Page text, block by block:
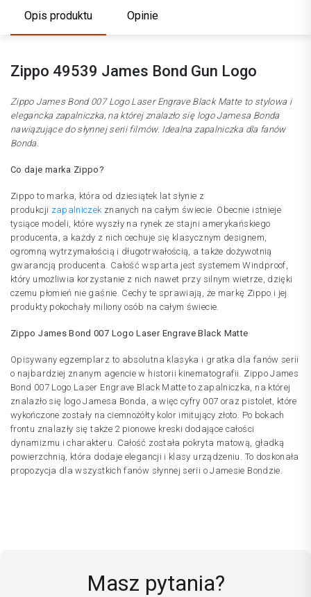
Opis produktu Opinie
Zippo 49539 James Bond Gun Logo
Zippo James Bond 007 Logo Laser Engrave Black Matte to stylowa i
elegancka zapalniczka, na której znalazło się logo Jamesa Bonda
nawiązujące do słynnej serii filmów. Idealna zapalniczka dla fanów
Bonda.
Co daje marka Zippo?
Zippo to marka, która od dziesiątek lat słynie z
produkcji zapalniczekznanych na całym świecie. Obecnie istnieje
tysiące modeli, które wyszły na rynek ze stajni amerykańskiego
producenta, a każdy z nich cechuje się klasycznym designem,
ogromną wytrzymałością i długotrwałością, a także dożywotnią
gwarancją producenta. Całość wsparta jest systemem Windproof,
który umożliwia korzystanie z nich nawet przy silnym wietrze, dzięki
czemu płomień nie gaśnie. Cechy te sprawiają, że markę Zippo i jej
produkty pokochały miliony osób na całym świecie.
Zippo James Bond 007 Logo Laser Engrave Black Matte
Opisywany egzemplarz to absolutna klasyka i gratka dla fanów serii
o najbardziej znanym agencie w historii kinematografii. Zippo James
Bond 007 Logo Laser Engrave Black Matte to zapalniczka, na której
znalazło się logo Jamesa Bonda, a więc cyfry 007 oraz pistolet, które
wykończone zostały na ciemnożółty kolor imitujący złoto. Po bokach
frontu znalazły się także 2 pionowe kreski dodające całości
dynamizmu i charakteru. Całość została pokryta matową, gładką
powierzchnią, która dodaje elegancji i klasy urządzeniu. To doskonała
propozycja dla wszystkich fanów słynnej serii o Jamesie Bondzie.
Masz pytania?